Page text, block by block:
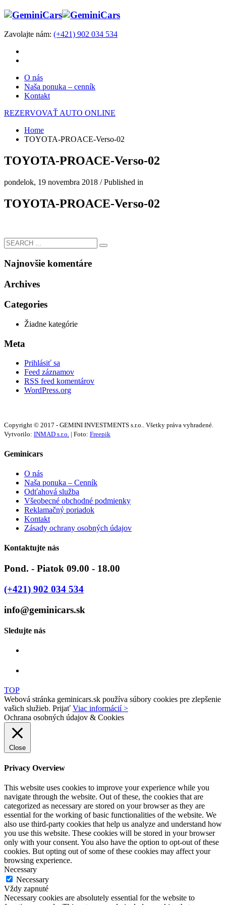
Zavolajte nám: (+421) 902 034 534
O nás
Naša ponuka – cenník
Kontakt
REZERVOVAŤ AUTO ONLINE
Home
TOYOTA-PROACE-Verso-02
TOYOTA-PROACE-Verso-02
pondelok, 19 novembra 2018 /Published in
TOYOTA-PROACE-Verso-02
Najnovšie komentáre
Archives
Categories
Žiadne kategórie
Meta
Prihlásiť sa
Feed záznamov
RSS feed komentárov
WordPress.org
Copyright © 2017 - GEMINI INVESTMENTS s.r.o.. Všetky práva vyhradené.
Vytvorilo: INMAD s.r.o. | Foto: Freepik
Geminicars
O nás
Naša ponuka – Cenník
Odťahová služba
Všeobecné obchodné podmienky
Reklamačný poriadok
Kontakt
Zásady ochrany osobných údajov
Kontaktujte nás
Pond. - Piatok 09.00 - 18.00
(+421) 902 034 534
info@geminicars.sk
Sledujte nás
TOP
Webová stránka geminicars.sk používa súbory cookies pre zlepšenie
vašich služieb. Prijať Viac informácií >
Ochrana osobných údajov & Cookies
Close
Privacy Overview
This website uses cookies to improve your experience while you
navigate through the website. Out of these, the cookies that are
categorized as necessary are stored on your browser as they are
essential for the working of basic functionalities of the website. We
also use third-party cookies that help us analyze and understand how
you use this website. These cookies will be stored in your browser
only with your consent. You also have the option to opt-out of these
cookies. But opting out of some of these cookies may affect your
browsing experience.
Necessary
Necessary
Vždy zapnuté
Necessary cookies are absolutely essential for the website to